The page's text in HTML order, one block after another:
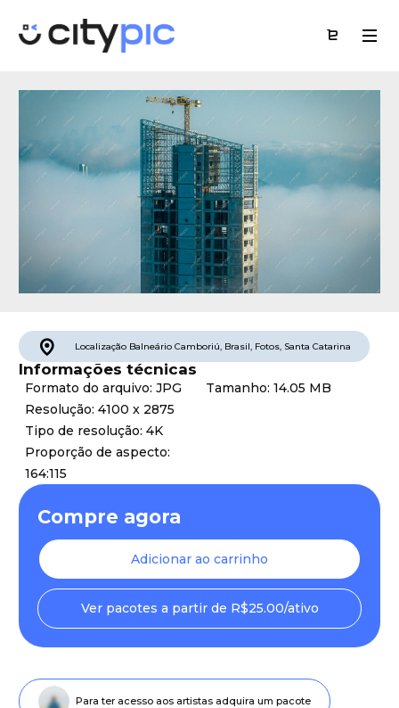
Localização Balneário Camboriú, Brasil, Fotos, Santa Catarina
Informações técnicas
Formato do arquivo: JPG
Resolução: 4100 x 2875
Tipo de resolução: 4K
Proporção de aspecto:
164:115
Tamanho: 14.05 MB
Compre agora
Adicionar ao carrinho
Ver pacotes a partir de R$25.00/ativo
Para ter acesso aos artistas adquira um pacote